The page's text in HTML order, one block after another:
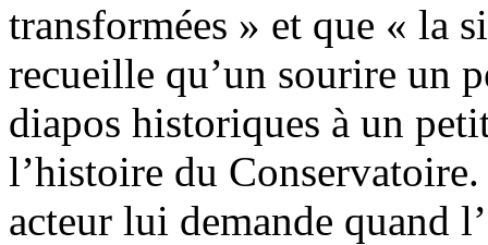
transformées » et que « la
recueille qu’un sourire un
diapos historiques à un
l’histoire du
acteur lui demande quand